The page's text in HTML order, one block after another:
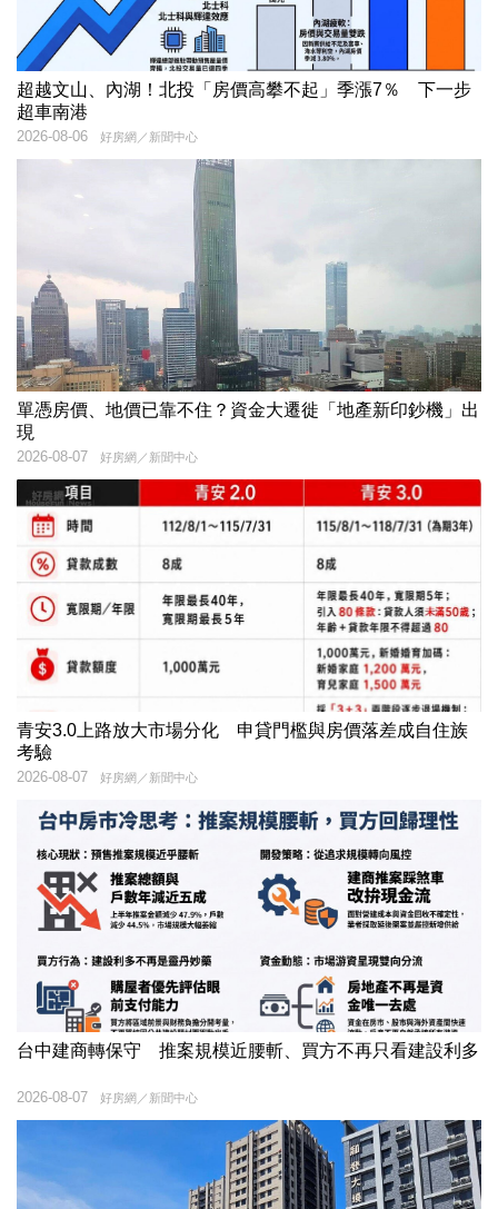
超越文山、內湖！北投「房價高攀不起」季漲7％ 下一步
超車南港
好房網／新聞中心
2026-08-06
單憑房價、地價已靠不住？資金大遷徙「地產新印鈔機」出
現
好房網／新聞中心
2026-08-07
青安3.0上路放大市場分化 申貸門檻與房價落差成自住族
考驗
好房網／新聞中心
2026-08-07
台中建商轉保守 推案規模近腰斬、買方不再只看建設利多
好房網／新聞中心
2026-08-07